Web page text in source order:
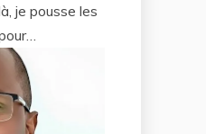
je pousse les